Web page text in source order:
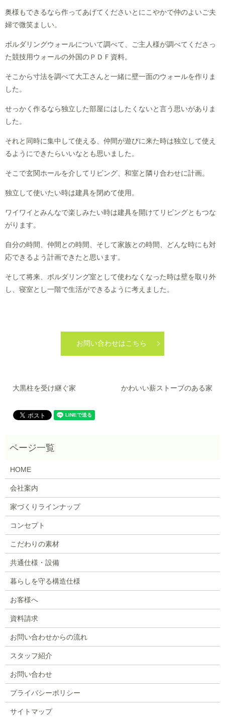
奥様もできるなら作ってあげてくださいとにこやかで仲のよいご夫
婦で微笑ましい。
ボルダリングウォールについて調べて、ご主人様が調べてくださっ
た競技用ウォールの外国のＰＤＦ資料。
そこから寸法を調べて大工さんと一緒に壁一面のウォールを作りま
した。
せっかく作るなら独立した部屋にはしたくないと言う思いがありま
した。
それと同時に集中して使える、仲間が遊びに来た時は独立して使え
るようにできたらいいなとも思いました。
そこで玄関ホールを介してリビング、和室と隣り合わせに計画。
独立して使いたい時は建具を閉めて使用。
ワイワイとみんなで楽しみたい時は建具を開けてリビングともつな
がります。
自分の時間、仲間との時間、そして家族との時間、どんな時にも対
応できるよう計画できたと思います。
そして将来、ボルダリング室として使わなくなった時は壁を取り外
し、寝室とし一階で生活ができるように考えました。
お問い合わせはこちら
大黒柱を受け継ぐ家 かわいい薪ストーブのある家
HOME
会社案内
家づくりラインナップ
コンセプト
こだわりの素材
共通仕様・設備
暮らしを守る構造仕様
お客様へ
資料請求
お問い合わせからの流れ
スタッフ紹介
お問い合わせ
プライバシーポリシー
サイトマップ